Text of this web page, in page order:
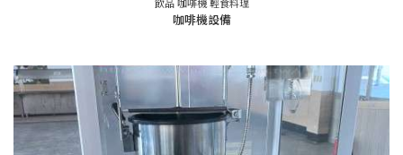
飲品 咖啡機 輕食料理
咖啡機設備